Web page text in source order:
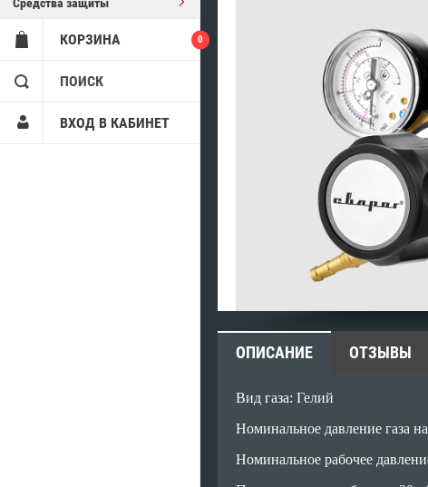
КОРЗИНА 0
ПОИСК
ВХОД В КАБИНЕТ
ОПИСАНИЕ ОТЗЫВЫ
Вид газа: Гелий
Номинальное давление газа
Номинальное рабочее